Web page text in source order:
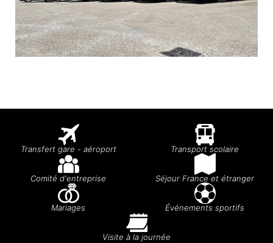
Transfert gare - aéroport Transport scolaire
Comité d'entreprise Séjour France et étranger
Mariages Événements sportifs
Visite à la journée